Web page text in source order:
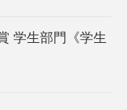
学生部門《学生